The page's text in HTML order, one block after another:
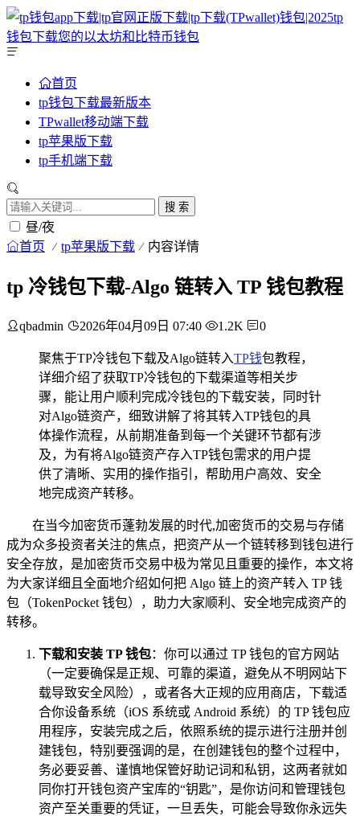
首页
tp钱包下载最新版本
TPwallet移动端下载
tp苹果版下载
tp手机端下载
搜 索
昼/夜
首页 tp苹果版下载 内容详情
tp 冷钱包下载-Algo 链转入 TP 钱包教程
qbadmin 2026年04月09日 07:40 1.2K 0
聚焦于TP冷钱包下载及Algo链转入TP钱包教程，
详细介绍了获取TP冷钱包的下载渠道等相关步
骤，能让用户顺利完成冷钱包的下载安装，同时针
对Algo链资产，细致讲解了将其转入TP钱包的具
体操作流程，从前期准备到每一个关键环节都有涉
及，为有将Algo链资产存入TP钱包需求的用户提
供了清晰、实用的操作指引，帮助用户高效、安全
地完成资产转移。
在当今加密货币蓬勃发展的时代,加密货币的交易与存储
成为众多投资者关注的焦点，把资产从一个链转移到钱包进行
安全存放，是加密货币交易中极为常见且重要的操作，本文将
为大家详细且全面地介绍如何把 Algo 链上的资产转入 TP 钱
包（TokenPocket 钱包），助力大家顺利、安全地完成资产的
转移。
下载和安装 TP 钱包：你可以通过 TP 钱包的官方网站
（一定要确保是正规、可靠的渠道，避免从不明网站下
载导致安全风险），或者各大正规的应用商店，下载适
合你设备系统（iOS 系统或 Android 系统）的 TP 钱包应
用程序，安装完成之后，依照系统的提示进行注册并创
建钱包，特别要强调的是，在创建钱包的整个过程中，
务必要妥善、谨慎地保管好助记词和私钥，这两者就如
同你打开钱包资产宝库的“钥匙”，是你访问和管理钱包
资产至关重要的凭证，一旦丢失，可能会导致你永远失